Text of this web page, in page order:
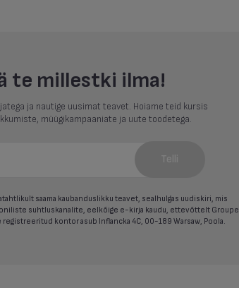
te millestki ilma!
ja nautige uusimat teavet. Hoiame teid kursis
müügikampaaniate ja uute toodetega.
Telli
saama kaubanduslikku teavet, sealhulgas uudiskiri, mis
suhtluskanalite, eelkõige e-kirja kaudu, ettevõttelt Groupe
registreeritud kontor asub Inflancka 4C, 00-189 Warsaw, Poola.